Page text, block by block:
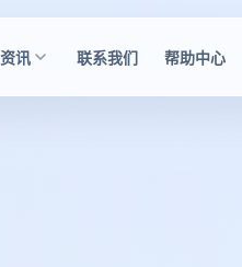
资讯 联系我们 帮助中心